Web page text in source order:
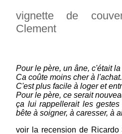
vignette de
Clement
Pour le père, un âne, c'était
Ca coûte moins cher à l'achat.
C'est plus facile à loger et
Pour le père, ce serait
ça lui rappellerait les
bête à soigner, à caresser, à
voir la recension de Ricardo